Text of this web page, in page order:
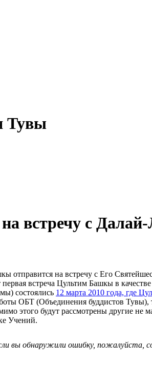
Тувы
встречу с
отправится на встречу с Его
первая встреча Цультим Башкы в
состоялись 12 марта 2010 года, где
ОБТ (Объединения буддистов
этого будут рассмотрены другие
Учений.
вы обнаружили ошибку, пожалуйста,